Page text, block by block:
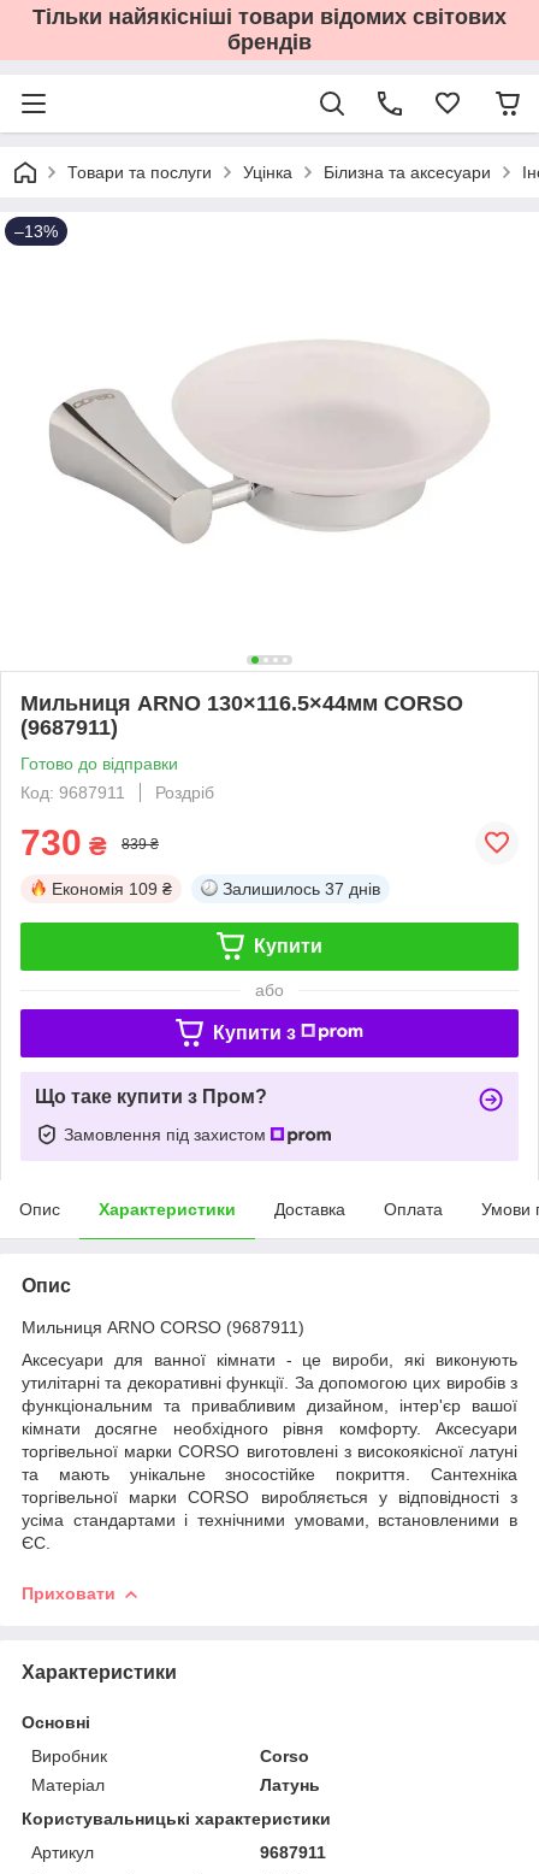
Тільки найякісніші товари відомих світових
брендів
Товари та послуги Уцінка Білизна та аксесуари
–13%
Мильниця ARNO 130×116.5×44мм CORSO
(9687911)
Готово до відправки
Код: 9687911
Роздріб
730 ₴ 839 ₴
Економія 109 ₴ Залишилось 37 днів
Купити
або
Купити з
Що таке купити з Пром?
Замовлення під захистом
Опис Характеристики Доставка Оплата Умови
Опис
Мильниця ARNO CORSO (9687911)
Аксесуари для ванної кімнати - це вироби, які виконують
утилітарні та декоративні функції. За допомогою цих виробів з
функціональним та привабливим дизайном, інтер'єр вашої
кімнати досягне необхідного рівня комфорту. Аксесуари
торгівельної марки CORSO виготовлені з високоякісної латуні
та мають унікальне зносостійке покриття. Сантехніка
торгівельної марки CORSO виробляється у відповідності з
усіма стандартами і технічними умовами, встановленими в
ЄС.
Приховати
Характеристики
Основні
Виробник
Corso
Матеріал
Латунь
Користувальницькі характеристики
Артикул
9687911